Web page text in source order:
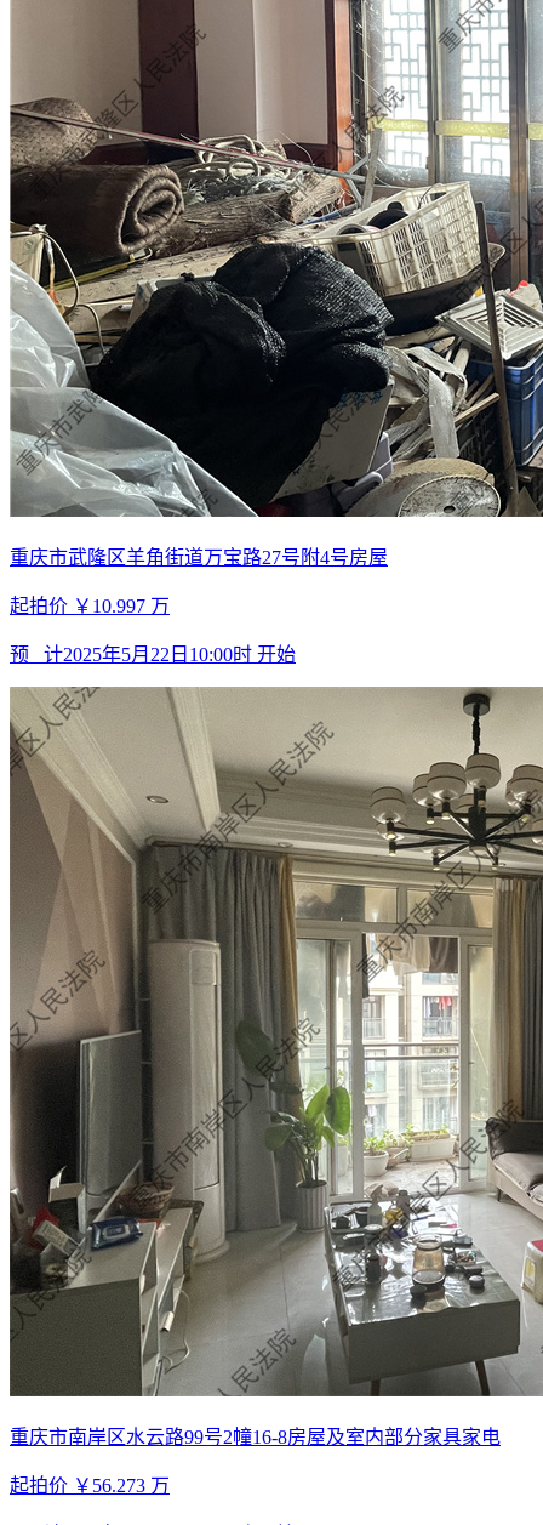
重庆市武隆区羊角街道万宝路27号附4号房屋
起拍价 ￥10.997 万
预 计2025年5月22日10:00时 开始
重庆市南岸区水云路99号2幢16-8房屋及室内部分家具家电
起拍价 ￥56.273 万